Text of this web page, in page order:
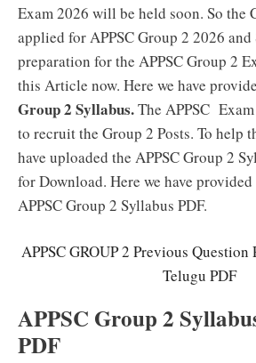
Exam 2026 will be held soon. So the
applied for APPSC Group 2 2026 and
preparation for the APPSC Group 2
this Article now. Here we have
Group 2 Syllabus.The APPSC
to recruit the Group 2 Posts. To help
have uploaded the APPSC Group 2
for Download. Here we have
APPSC Group 2 Syllabus PDF.
APPSC GROUP 2 Previous
Telugu PDF
APPSC Group 2
PDF